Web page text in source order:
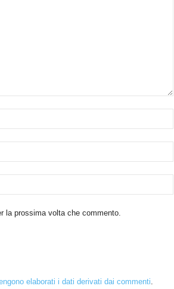
la prossima volta che commento.
elaborati i dati derivati dai commenti.